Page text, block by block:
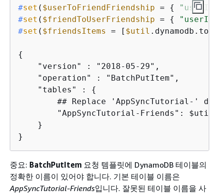
#set ( $userToFriendFriendship = { "userId"
#set ( $friendToUserFriendship = { "userId"
#set ( $friendsItems = [ $util
{
    "version" : "2018-05-29",
    "operation" : "BatchPutItem",
    "tables" :
{
## Replace 'AppSyncTutorial-'
"AppSyncTutorial-Friends":
    }
}
중요: BatchPutItem 요청 템플릿에 DynamoDB 테이블의
정확한 이름이 있어야 합니다. 기본 테이블 이름은
AppSyncTutorial-Friends입니다. 잘못된 테이블 이름을 사